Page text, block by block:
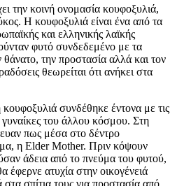
την κοινή ονομασία κουφοξυλιά,
Η κουφοξυλιά είναι ένα από τα
και ελληνικής λαϊκής
φυτό συνδεδεμένο με τα
την προστασία αλλά και τον
θεωρείται ότι ανήκει στα
συνδέθηκε έντονα με τις
γυναίκες του άλλου κόσμου. Στη
πως μέσα στο δέντρο
η Elder Mother. Πριν κόψουν
άδεια από το πνεύμα του φυτού,
έφερνε ατυχία στην οικογένειά
σπίτια τους για προστασία από